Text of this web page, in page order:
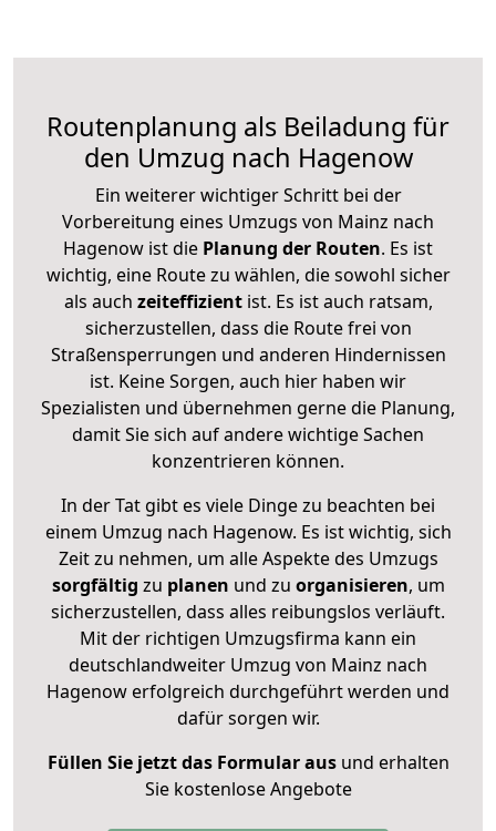
Routenplanung als Beiladung für
den Umzug nach Hagenow
Ein weiterer wichtiger Schritt bei der
Vorbereitung eines Umzugs von Mainz nach
Hagenow ist die Planung der Routen. Es ist
wichtig, eine Route zu wählen, die sowohl sicher
als auch zeiteffizientist. Es ist auch ratsam,
sicherzustellen, dass die Route frei von
Straßensperrungen und anderen Hindernissen
ist. Keine Sorgen, auch hier haben wir
Spezialisten und übernehmen gerne die Planung,
damit Sie sich auf andere wichtige Sachen
konzentrieren können.
In der Tat gibt es viele Dinge zu beachten bei
einem Umzug nach Hagenow. Es ist wichtig, sich
Zeit zu nehmen, um alle Aspekte des Umzugs
sorgfältig zu planen und zu organisieren, um
sicherzustellen, dass alles reibungslos verläuft.
Mit der richtigen Umzugsfirma kann ein
deutschlandweiter Umzug von Mainz nach
Hagenow erfolgreich durchgeführt werden und
dafür sorgen wir.
Füllen Sie jetzt das Formular ausund erhalten
Sie kostenlose Angebote